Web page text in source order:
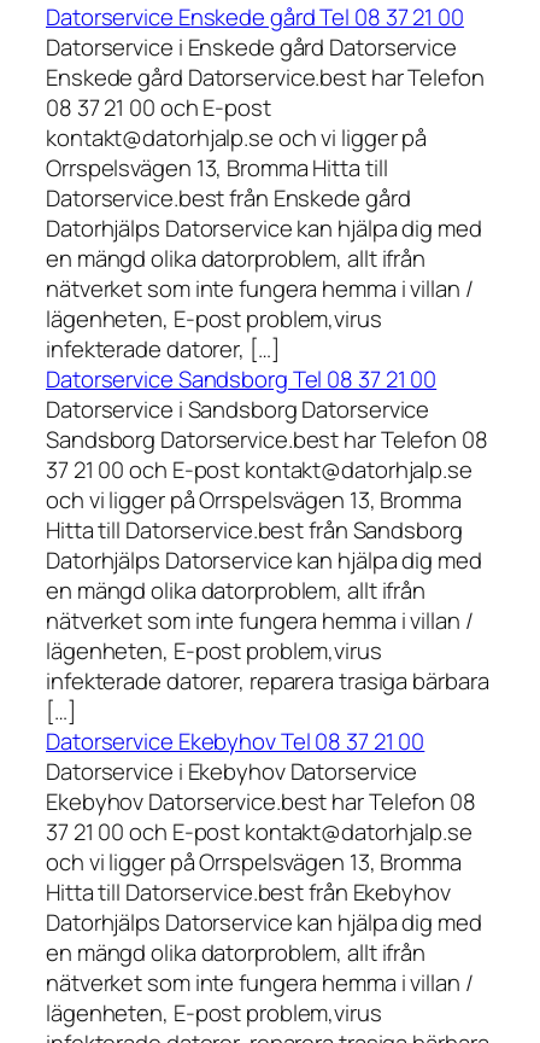
Datorservice Enskede gård Tel 08 37 21 00
Datorservice i Enskede gård Datorservice
Enskede gård Datorservice.best har Telefon
08 37 21 00 och E-post
kontakt@datorhjalp.se och vi ligger på
Orrspelsvägen 13, Bromma Hitta till
Datorservice.best från Enskede gård
Datorhjälps Datorservice kan hjälpa dig med
en mängd olika datorproblem, allt ifrån
nätverket som inte fungera hemma i villan /
lägenheten, E-post problem,virus
infekterade datorer, […]
Datorservice Sandsborg Tel 08 37 21 00
Datorservice i Sandsborg Datorservice
Sandsborg Datorservice.best har Telefon 08
37 21 00 och E-post kontakt@datorhjalp.se
och vi ligger på Orrspelsvägen 13, Bromma
Hitta till Datorservice.best från Sandsborg
Datorhjälps Datorservice kan hjälpa dig med
en mängd olika datorproblem, allt ifrån
nätverket som inte fungera hemma i villan /
lägenheten, E-post problem,virus
infekterade datorer, reparera trasiga bärbara
[…]
Datorservice Ekebyhov Tel 08 37 21 00
Datorservice i Ekebyhov Datorservice
Ekebyhov Datorservice.best har Telefon 08
37 21 00 och E-post kontakt@datorhjalp.se
och vi ligger på Orrspelsvägen 13, Bromma
Hitta till Datorservice.best från Ekebyhov
Datorhjälps Datorservice kan hjälpa dig med
en mängd olika datorproblem, allt ifrån
nätverket som inte fungera hemma i villan /
lägenheten, E-post problem,virus